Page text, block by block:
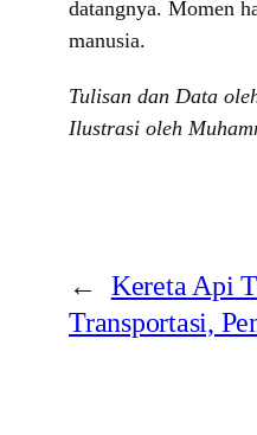
datangnya. Momen
manusia.
Tulisan dan Data
Ilustrasi oleh
←
Kereta Api
Transportasi,